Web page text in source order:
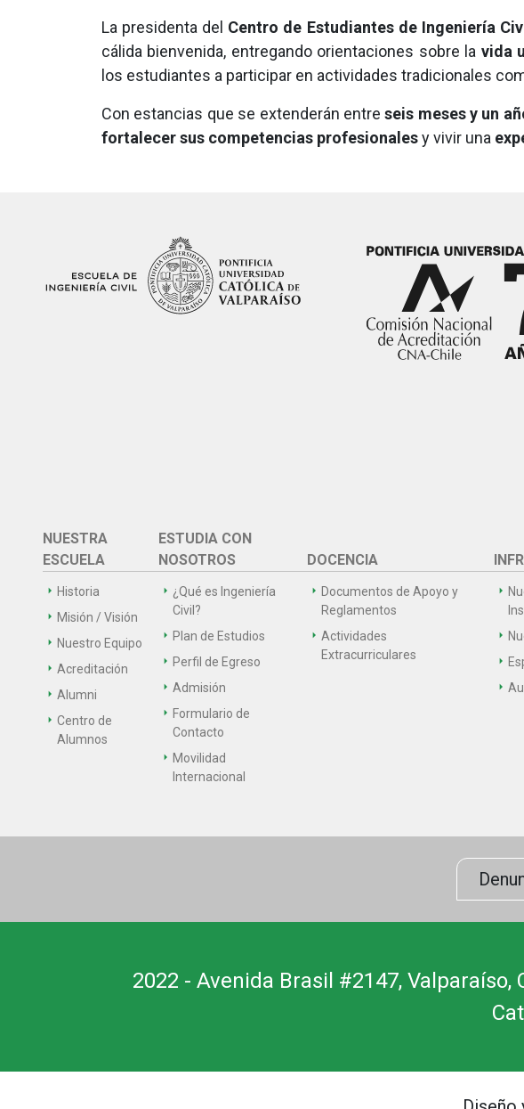
La presidenta del Centro de Estudiantes de Ingeniería
cálida bienvenida, entregando orientaciones sobre la vida
los estudiantes a participar en actividades tradicionales
Con estancias que se extenderán entreseis meses y un
fortalecer sus competencias profesionalesy vivir una
NUESTRA
ESCUELA
Historia
Misión / Visión
Nuestro Equipo
Acreditación
Alumni
Centro de
Alumnos
ESTUDIA CON
NOSOTROS
¿Qué es Ingeniería
Civil?
Plan de Estudios
Perfil de Egreso
Admisión
Formulario de
Contacto
Movilidad
Internacional
DOCENCIA
Documentos de Apoyo y
Reglamentos
Actividades
Extracurriculares
2022 - Avenida Brasil #2147,